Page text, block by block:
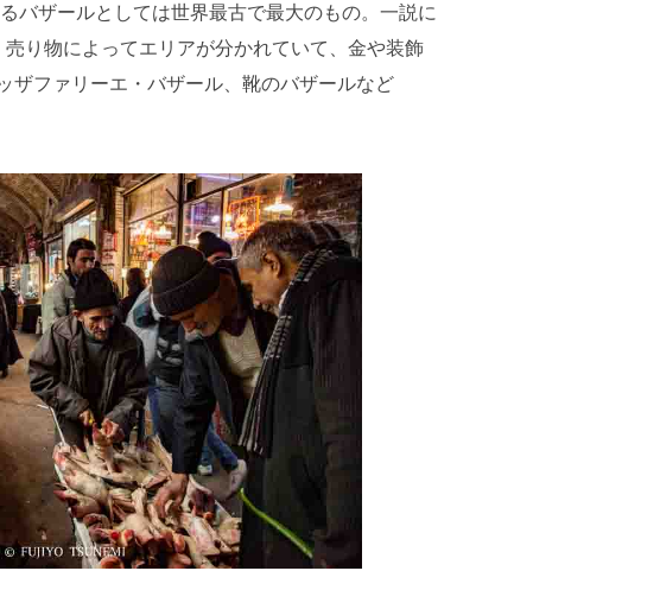
バザールとしては世界最古で最大のもの。一説に
り物によってエリアが分かれていて、金や装飾
ザファリーエ・バザール、靴のバザールなど